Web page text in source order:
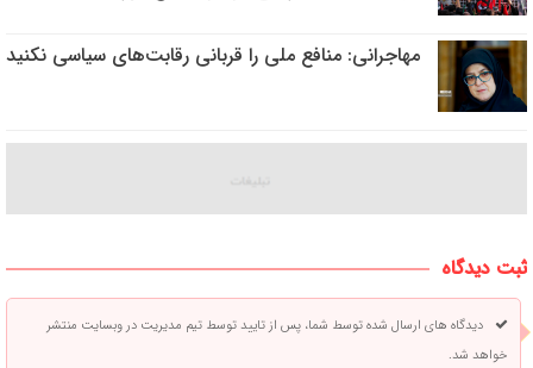
مهاجرانی: منافع ملی را قربانی رقابت‌های سیاسی نکنید
ثبت دیدگاه
دیدگاه های ارسال شده توسط شما، پس از تایید توسط تیم مدیریت در وبسایت منتشر
خواهد شد.